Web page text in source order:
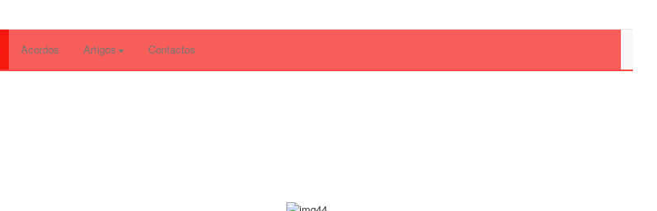
Acordos Artigos Contactos